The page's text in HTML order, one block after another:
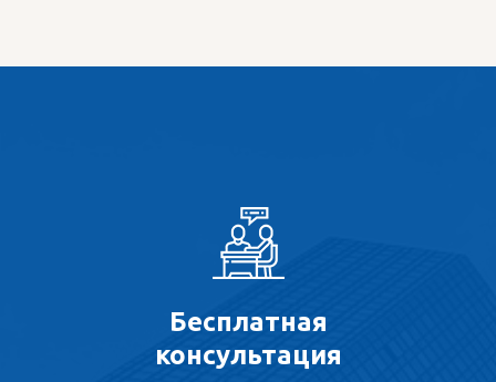
Бесплатная
консультация